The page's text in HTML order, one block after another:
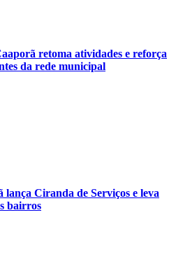
retoma atividades e reforça
da rede municipal
Ciranda de Serviços e leva
bairros